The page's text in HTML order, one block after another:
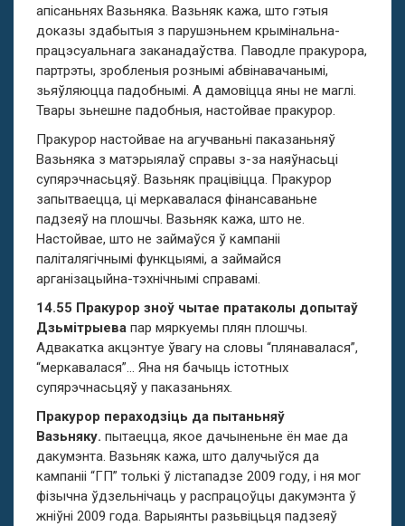
апісаньнях Вазьняка. Вазьняк кажа, што гэтыя
доказы здабытыя з парушэньнем крымінальна-
працэсуальнага заканадаўства. Паводле пракурора,
партрэты, зробленыя рознымі абвінавачанымі,
зьяўляюцца падобнымі. А дамовіцца яны не маглі.
Твары зьнешне падобныя, настойвае пракурор.
Пракурор настойвае на агучваньні паказаньняў
Вазьняка з матэрыялаў справы з-за наяўнасьці
супярэчнасьцяў. Вазьняк працівіцца. Пракурор
запытваецца, ці меркавалася фінансаваньне
падзеяў на плошчы. Вазьняк кажа, што не.
Настойвае, што не займаўся ў кампаніі
паліталягічнымі функцыямі, а займайся
арганізацыйна-тэхнічнымі справамі.
14.55 Пракурор зноў чытае пратаколы допытаў
Дзьмітрыева пар мяркуемы плян плошчы.
Адвакатка акцэнтуе ўвагу на словы “плянавалася”,
“меркавалася”… Яна ня бачыць істотных
супярэчнасьцяў у паказаньнях.
Пракурор пераходзіць да пытаньняў
Вазьняку. пытаецца, якое дачыненьне ён мае да
дакумэнта. Вазьняк кажа, што далучыўся да
кампаніі “ГП” толькі ў лістападзе 2009 году, і ня мог
фізычна ўдзельнічаць у распрацоўцы дакумэнта ў
жніўні 2009 года. Варыянты разьвіцьця падзеяў